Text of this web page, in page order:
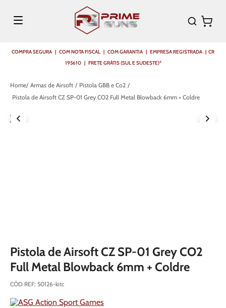
COMPRA SEGURA | COM NOTA FISCAL | COM GARANTIA | EMPRESA REGISTRADA | CR
195610 | FRETE GRÁTIS (SUL E SUDESTE)*
Armas de Airsoft
Pistola GBB e Co2
Pistola de Airsoft CZ SP-01 Grey CO2 Full Metal Blowback 6mm + Coldre
Pistola de Airsoft CZ SP-01 Grey CO2
Full Metal Blowback 6mm + Coldre
CÓD REF: 50126-kitc